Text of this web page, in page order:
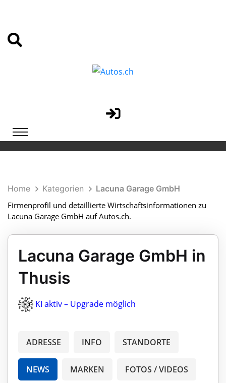
Home Kategorien
Lacuna Garage GmbH
Firmenprofil und detaillierte Wirtschaftsinformationen zu
Lacuna Garage GmbH auf Autos.ch.
Lacuna Garage GmbH in
Thusis
KI aktiv – Upgrade möglich
ADRESSE INFO STANDORTE
NEWS MARKEN FOTOS / VIDEOS